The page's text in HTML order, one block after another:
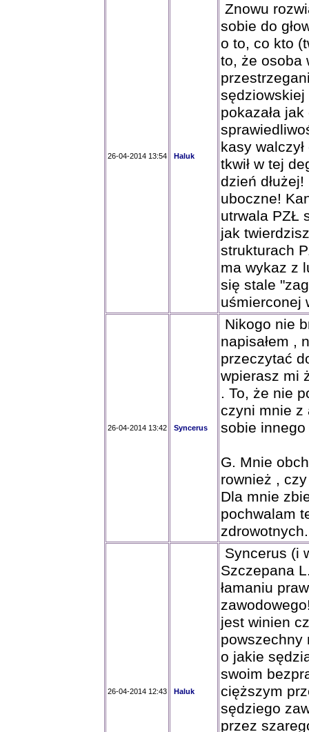
26-04-2014 13:54 Haluk
Znowu
sobie do
o to, co kto
to, że osoba
pokazała
kasy
tkwił w tej
dzień
uboczne!
utrwala PZŁ
jak
strukturach
ma wykaz z
się stale
uśmierconej
26-04-2014 13:42 Syncerus
Nikogo nie
napisałem ,
przeczytać
wpierasz mi
. To, że nie
czyni mnie z
sobie
G. Mnie
rownież ,
Dla mnie
pochwalam
zdrowotnych.
26-04-2014 12:43 Haluk
Syncerus (i
Szczepana
łamaniu
jest winien
powszechny
o jakie
swoim
cięższym
sędziego
przez